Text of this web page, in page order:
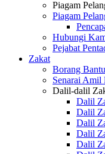
Piagam
Piagam
Hubungi
Pejabat
Zakat
Borang
Senarai Amil
Dalil-dalil
Dalil
Dalil
Dalil
Dalil
Dalil